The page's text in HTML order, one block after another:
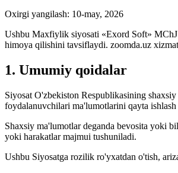
Oxirgi yangilash: 10-may, 2026
Ushbu Maxfiylik siyosati «Exord Soft»
himoya qilishini tavsiflaydi. zoomda.uz
1. Umumiy qoidalar
Siyosat O'zbekiston Respublikasining
foydalanuvchilari ma'lumotlarini qayta
Shaxsiy ma'lumotlar deganda bevosita yoki
yoki harakatlar majmui tushuniladi.
Ushbu Siyosatga rozilik ro'yxatdan o'tish,